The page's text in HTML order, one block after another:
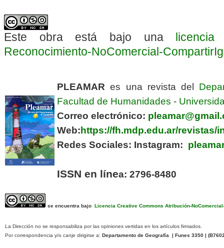
Este obra está bajo una
Reconocimiento-NoComercial-
PLEAMAR es una revista del
Facultad de Humanidades -
Correo electrónico:
Web:https://fh.mdp.edu.ar/revistas/
Redes Sociales: Instagram:
ISSN en línea: 2796-8480
se encuentra bajo Licencia Creative Commons Atribución-
La Dirección no se responsabiliza por las opiniones vertidas en los artículos firmados.
Por correspondencia y/o canje dirigirse a: Departamento de Geografía | Funes 3350 | (